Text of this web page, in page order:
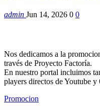
admin Jun 14, 2026 0 0
Nos dedicamos a la
través de Proyecto Factoría.
En nuestro portal incluimos
players directos de Youtube
Promocion